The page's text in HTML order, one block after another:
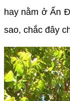
hay nằm ở Ấn
sao, chắc đây